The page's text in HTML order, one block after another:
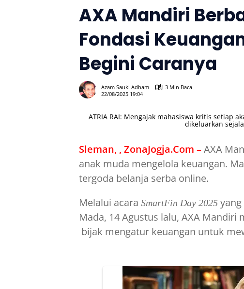
AXA Mandiri
Fondasi
Begini Caranya
Azam Sauki Adham
3 Min Baca
22/08/2025 19:04
ATRIA RAI: Mengajak mahasiswa kritis setiap
dikeluarkan
Sleman, , ZonaJogja.Com –AXA
anak muda mengelola keuangan.
tergoda belanja serba online.
Melalui acara SmartFin Day 2025
Mada, 14 Agustus lalu, AXA
bijak mengatur keuangan untuk